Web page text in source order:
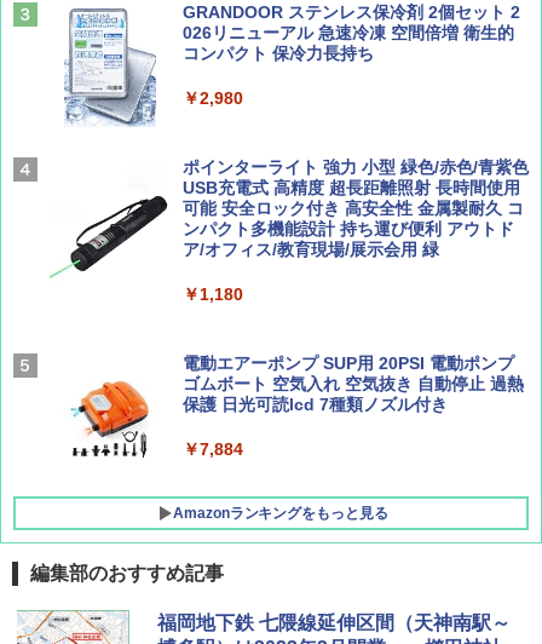
Coyote No.89 特集 星野道夫 夢見る旅
AIRLINE（エアライン）2026年9月号【特
集】ボーイング110周年を祝して！
￥1,760
A26 地球の歩き方 チェコ ポーランド スロヴ
ァキア 2026～2027 地球の歩き方A ヨーロッ
新しい日本地理 地図・統計・移動から読み
解く (講談社現代新書)
￥1,540
500002(89232)
￥5,999
ーティング フルクローズ メッシュ 3-4人用
簡単設置 ポップアップテント エクルベージ
ュ(BC仕様) PATC-150B(EB)
￥9,990
イド ブラックコーティング フルクローズ メ
ッシュ 4人用 簡単設置 ポップアップテント P
ATCW-150B エクルベージュ
￥-
GRANDOOR ステンレス保冷剤 2個セット 2
026リニューアル 急速冷凍 空間倍増 衛生的
コンパクト 保冷力長持ち
￥2,980
ポインターライト 強力 小型 緑色/赤色/青紫色
USB充電式 高精度 超長距離照射 長時間使用
可能 安全ロック付き 高安全性 金属製耐久 コ
ンパクト多機能設計 持ち運び便利 アウトド
ア/オフィス/教育現場/展示会用 緑
￥1,180
電動エアーポンプ SUP用 20PSI 電動ポンプ
ゴムボート 空気入れ 空気抜き 自動停止 過熱
保護 日光可読lcd 7種類ノズル付き
￥7,884
Amazonランキングをもっと見る
編集部のおすすめ記事
福岡地下鉄 七隈線延伸区間（天神南駅～